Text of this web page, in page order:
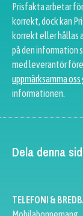
Prisfakta arbetar
korrekt, dock kan
korrekt eller hållas
på den information
med leverantör
uppmärksamma oss
informationen.
Dela denna
TELEFONI &